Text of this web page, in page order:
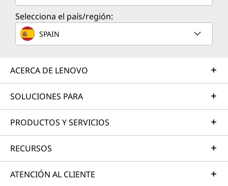
Selecciona el país/región:
SPAIN
ACERCA DE LENOVO
SOLUCIONES PARA
PRODUCTOS Y SERVICIOS
RECURSOS
ATENCIÓN AL CLIENTE